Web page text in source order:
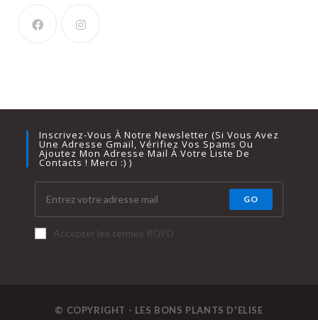
Inscrivez-Vous À Notre Newsletter (si Vous Avez
Une Adresse Gmail, Vérifiez Vos Spams Ou
Ajoutez Mon Adresse Mail À Votre Liste De
Contacts ! Merci :) )
GO
Accepter les termes RGPD
© COPYRIGHT - LES BONS PLANTS D'ELISE